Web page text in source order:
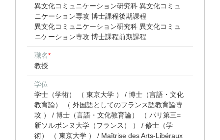
異文化コミュニケーション研究科 異文化コミュ
ニケーション専攻 博士課程後期課程
異文化コミュニケーション研究科 異文化コミュ
ニケーション専攻 博士課程前期課程
職名*
教授
学位
学士（学術） （ 東京大学 ） / 博士（言語・文化
教育論） （ 外国語としてのフランス語教育論専
攻 ） / 博士（言語・文化教育論） （ パリ第三=
新ソルボンヌ大学（フランス） ） / 修士（学
術） （ 東京大学 ） / Maîtrise des Arts-Libéraux